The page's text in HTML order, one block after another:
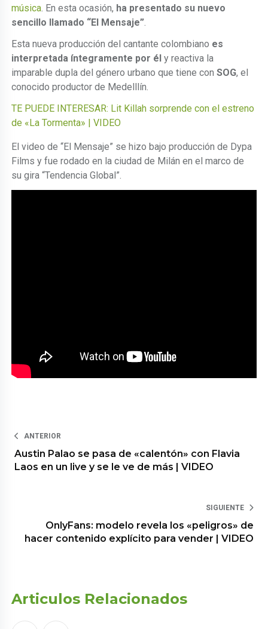
música . En esta ocasión, ha presentado su nuevo
sencillo llamado “El Mensaje”
Esta nueva producción del cantante colombiano es
interpretada íntegramente por él y reactiva la
imparable dupla del género urbano que tiene conSOG, el
conocido productor de Medelllín.
TE PUEDE INTERESAR: Lit Killah sorprende con el estreno
de «La Tormenta» | VIDEO
El video de “El Mensaje” se hizo bajo producción de Dypa
Films y fue rodado en la ciudad de Milán en el marco de
su gira “Tendencia Global”.
ANTERIOR
Austin Palao se pasa de «calentón» con Flavia
Laos en un live y se le ve de más | VIDEO
SIGUIENTE
OnlyFans: modelo revela los «peligros» de
hacer contenido explícito para vender | VIDEO
Articulos Relacionados